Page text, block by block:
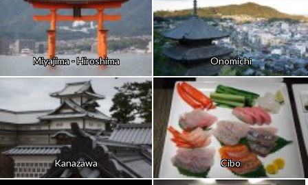
Miyajima - Hiroshima Onomichi
Kanazawa Cibo